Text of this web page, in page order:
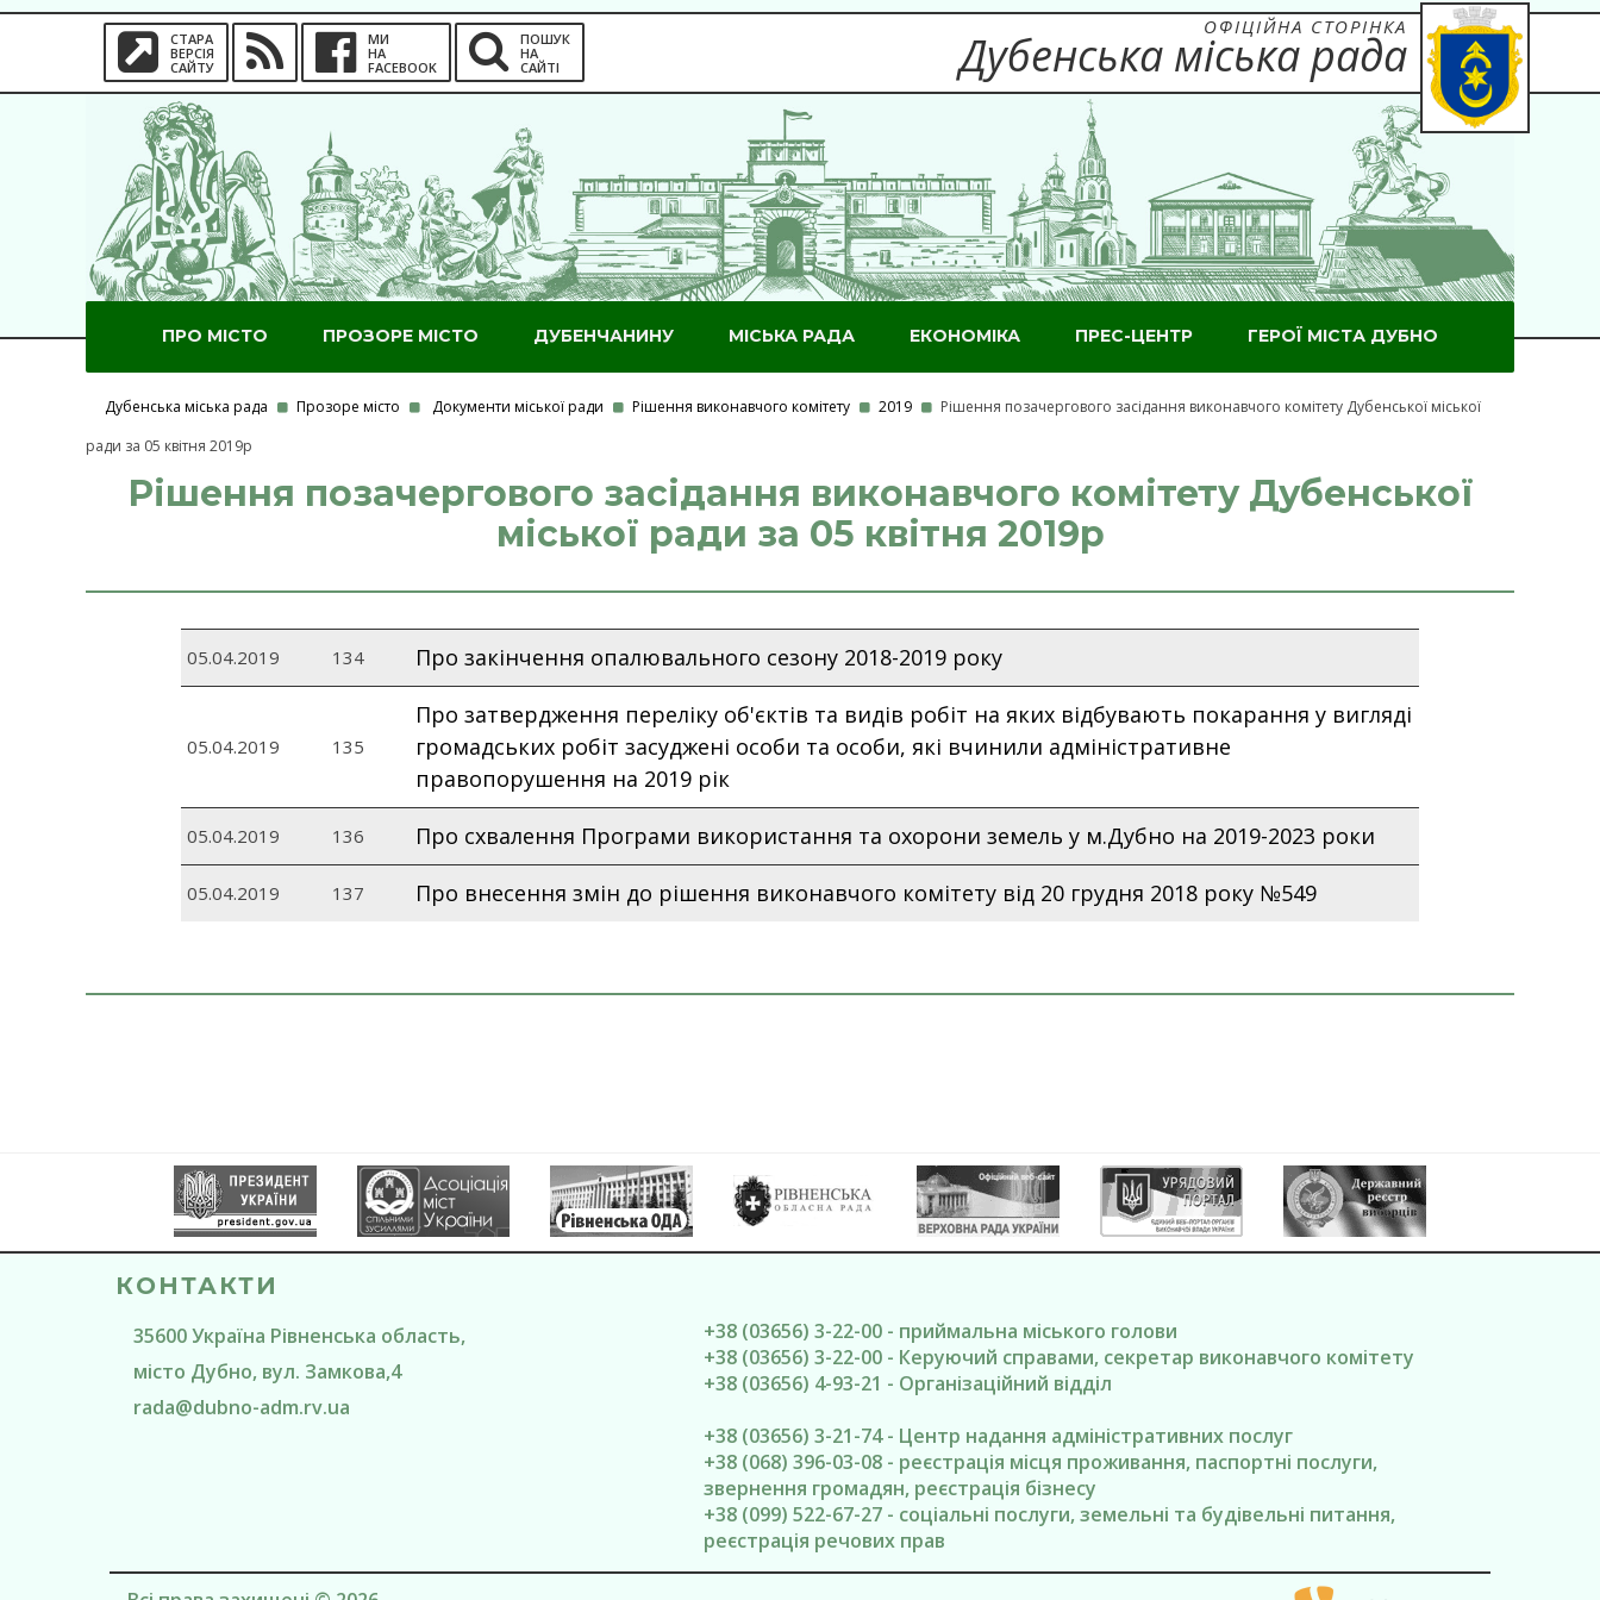
СТАРА
ВЕРСІЯ
САЙТУ
МИ
НА
FACEBOOK
ПОШУК
НА
САЙТІ
ОФІЦІЙНА СТОРІНКА
Дубенська міська рада
ПРО МІСТО ПРОЗОРЕ МІСТО ДУБЕНЧАНИНУ МІСЬКА РАДА ЕКОНОМІКА ПРЕС-ЦЕНТР ГЕРОЇ МІСТА ДУБНО
Дубенська міська рада Прозоре місто Документи міської ради Рішення виконавчого комітету 2019
Рішення позачергового засідання виконавчого комітету Дубенської міської
ради за 05 квітня 2019р
Рішення позачергового засідання виконавчого комітету Дубенської
міської ради за 05 квітня 2019р
05.04.2019 134 Про закінчення опалювального сезону 2018-2019 року
05.04.2019 135
Про затвердження переліку об'єктів та видів робіт на яких відбувають покарання у вигляді
громадських робіт засуджені особи та особи, які вчинили адміністративне
правопорушення на 2019 рік
05.04.2019 136 Про схвалення Програми використання та охорони земель у м.Дубно на 2019-2023 роки
05.04.2019 137 Про внесення змін до рішення виконавчого комітету від 20 грудня 2018 року №549
КОНТАКТИ
35600Україна Рівненська область,
місто Дубно, вул. Замкова,4
rada@dubno-adm.rv.ua
+38 (03656) 3-22-00 - приймальна міського голови
+38 (03656) 3-22-00 - Керуючий справами, секретар виконавчого комітету
+38 (03656) 4-93-21 - Організаційний відділ
+38 (03656) 3-21-74 - Центр надання адміністративних послуг
+38 (068) 396-03-08 - реєстрація місця проживання, паспортні послуги,
звернення громадян, реєстрація бізнесу
+38 (099) 522-67-27 - соціальні послуги, земельні та будівельні питання,
реєстрація речових прав